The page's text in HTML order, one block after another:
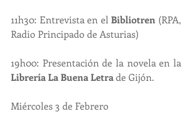
11h30: Entrevista en el Bibliotren (RPA,
Radio Principado de Asturias)
Librería La Buena Letra de Gijón.
Miércoles 3 de Febrero